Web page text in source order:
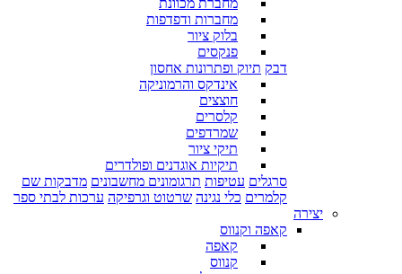
מחברת מכוונת
מחברות ודפדפות
בלוק ציור
פנקסים
דבק תיוק ופתרונות אחסון
אינדקס והרמוניקה
חוצצים
קלסרים
שמרדפים
תיקי ציור
תיקיות אוגדנים ופולדרים
סרגלים עטיפות תרגומונים מחשבונים מדבקות שם
קלמרים כלי נגינה שרטוט וגרפיקה ערכות לבתי ספר
יצירה
קאפה וקנווס
קאפה
קנווס